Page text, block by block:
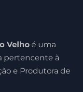
Velho é uma
pertencente à
e Produtora de